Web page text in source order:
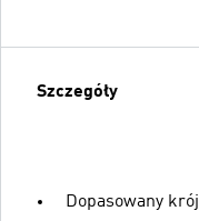
Szczegóły
Dopasowany krój